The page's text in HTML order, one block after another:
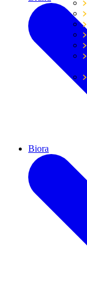
Biora